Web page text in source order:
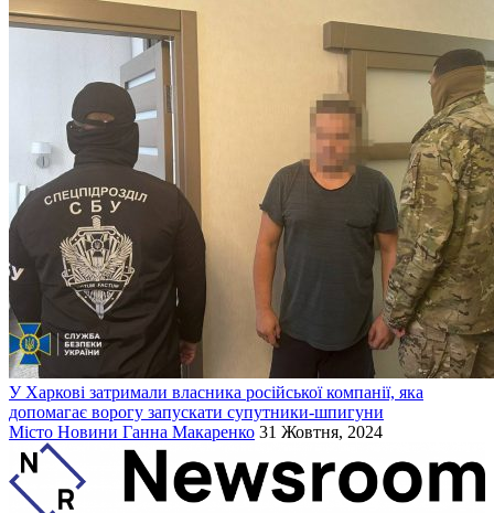
У Харкові затримали власника російської компанії, яка
допомагає ворогу запускати супутники-шпигуни
Місто Новини Ганна Макаренко 31 Жовтня, 2024